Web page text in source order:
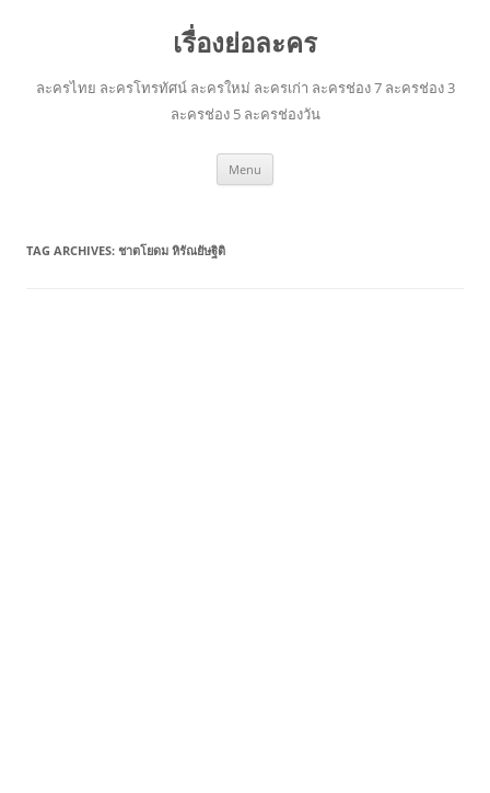
เรื่องย่อละคร
ละครไทย ละครโทรทัศน์ ละครใหม่ ละครเก่า ละครช่อง 7 ละครช่อง 3
ละครช่อง 5 ละครช่องวัน
Menu
TAG ARCHIVES: ชาตโยดม หิรัณยัษฐิติ